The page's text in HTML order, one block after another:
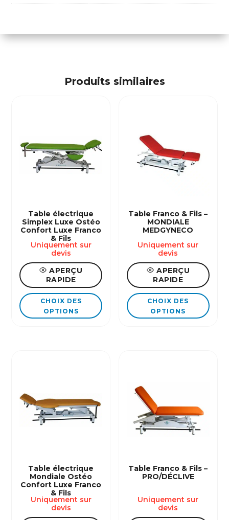
Produits similaires
Table électrique
Simplex Luxe Ostéo
Confort Luxe Franco
& Fils
Uniquement sur
devis
APERÇU
RAPIDE
CHOIX DES
OPTIONS
produit
Table Franco & Fils –
MONDIALE
MEDGYNECO
Uniquement sur
devis
APERÇU
RAPIDE
CHOIX DES
OPTIONS
Table électrique
Mondiale Ostéo
Confort Luxe Franco
& Fils
Uniquement sur
devis
Table Franco & Fils –
PRO/DÉCLIVE
Uniquement sur
devis